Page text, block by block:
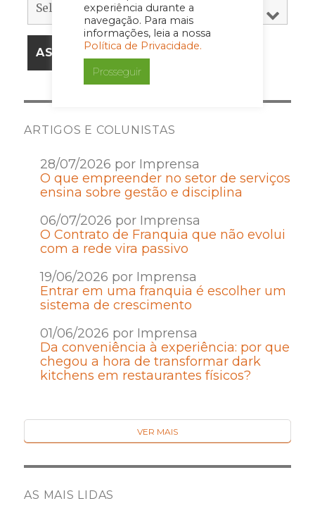
experiência durante a
navegação. Para mais
informações, leia a nossa
Política de Privacidade.
Prosseguir
ARTIGOS E COLUNISTAS
28/07/2026 por Imprensa
O que empreender no setor de serviços
ensina sobre gestão e disciplina
06/07/2026 por Imprensa
O Contrato de Franquia que não evolui
com a rede vira passivo
19/06/2026 por Imprensa
Entrar em uma franquia é escolher um
sistema de crescimento
01/06/2026 por Imprensa
Da conveniência à experiência: por que
chegou a hora de transformar dark
kitchens em restaurantes físicos?
VER MAIS
AS MAIS LIDAS